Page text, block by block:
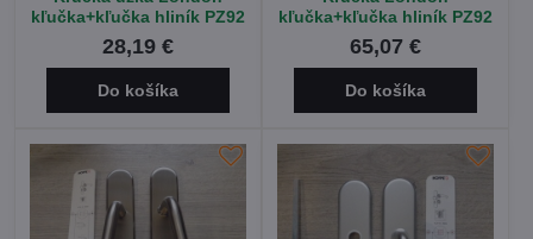
kľučka+kľučka hliník PZ92
28,19 €
Do košíka
kľučka+kľučka hliník PZ92
65,07 €
Do košíka